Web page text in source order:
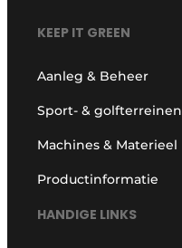
KEEP IT GREEN
Aanleg & Beheer
Sport- & golfterreinen
Machines & Materieel
Productinformatie
HANDIGE LINKS